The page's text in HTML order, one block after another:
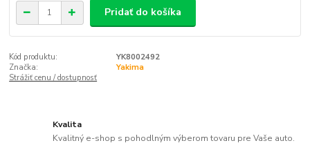
Pridať do košíka
Kód produktu:
YK8002492
Značka:
Yakima
Strážiť cenu / dostupnosť
Kvalita
Kvalitný e-shop s pohodlným výberom tovaru pre Vaše auto.